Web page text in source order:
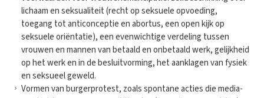
lichaam en seksualiteit (recht op seksuele opvoeding,
toegang tot anticonceptie en abortus, een open kijk op
seksuele oriëntatie), een evenwichtige verdeling tussen
vrouwen en mannen van betaald en onbetaald werk, gelijkheid
op het werk en in de besluitvorming, het aanklagen van fysiek
en seksueel geweld.
Vormen van burgerprotest, zoals spontane acties die media-